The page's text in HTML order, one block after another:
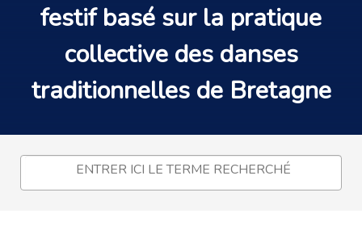
festifbasé sur la pratique
collective desdanses
traditionnellesde Bretagne